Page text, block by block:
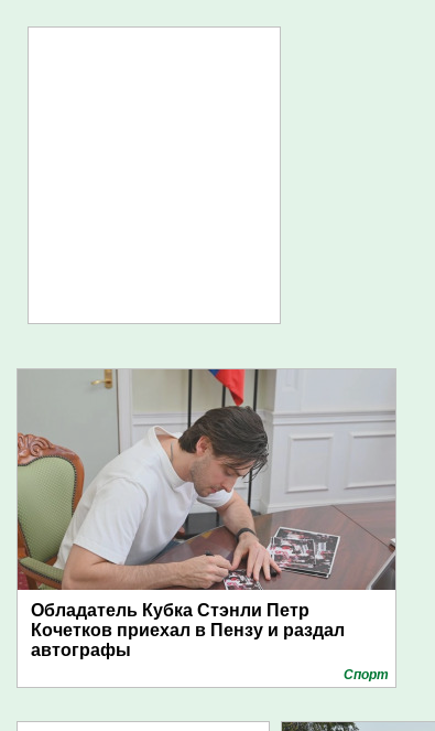
Обладатель Кубка Стэнли Петр
Кочетков приехал в Пензу и раздал
автографы
Спорт